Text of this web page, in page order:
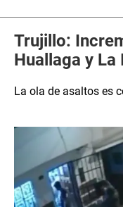
Trujillo:
Huallaga y
La ola de asaltos es